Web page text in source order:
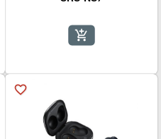
add_shopping_cart
favorite_border